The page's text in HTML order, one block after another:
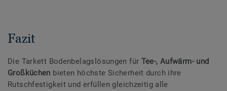
Fazit
Die Tarkett Bodenbelagslösungen für Tee-, Aufwärm- und
Großküchen bieten höchste Sicherheit durch ihre
Rutschfestigkeit und erfüllen gleichzeitig alle